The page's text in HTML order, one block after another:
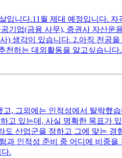
입니다.11월 제대 예정입니다. 자
기업(금융 사무), 증권사 자산운
) 생각이 있습니다. 2.아직 전공
천하는 대외활동을 알고싶습니
, 그외에는 인적성에서 탈락했
고 있는데, 사실 명확한 목표가
산업군을 정하고 그에 맞는 경
과 인적성 준비 중 어디에 비중을
.